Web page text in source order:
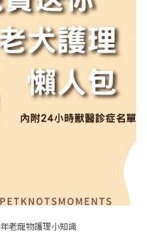
Posted
年老寵物護理小知識